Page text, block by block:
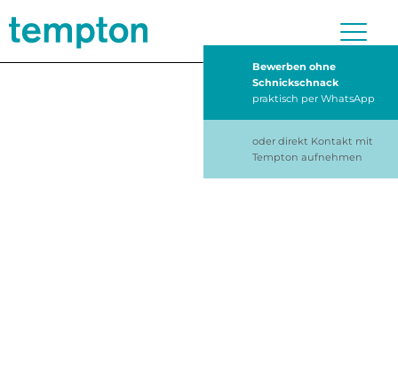
Bewerben ohne
Schnickschnack
praktisch per WhatsApp
oder direkt Kontakt mit
Tempton aufnehmen